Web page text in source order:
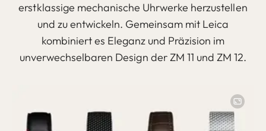
erstklassige mechanische Uhrwerke herzustellen
und zu entwickeln. Gemeinsam mit Leica
kombiniert es Eleganz und Präzision im
unverwechselbaren Design der ZM 11 und ZM 12.